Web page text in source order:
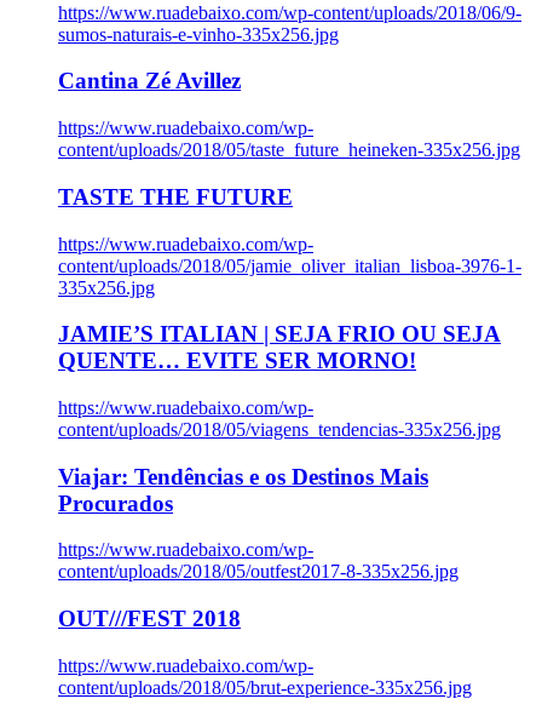
https://www.ruadebaixo.com/wp-content/uploads/2018/06/9-
sumos-naturais-e-vinho-335x256.jpg
Cantina Zé Avillez
https://www.ruadebaixo.com/wp-
content/uploads/2018/05/taste_future_heineken-335x256.jpg
TASTE THE FUTURE
https://www.ruadebaixo.com/wp-
content/uploads/2018/05/jamie_oliver_italian_lisboa-3976-1-
335x256.jpg
JAMIE’S ITALIAN | SEJA FRIO OU SEJA
QUENTE… EVITE SER MORNO!
https://www.ruadebaixo.com/wp-
content/uploads/2018/05/viagens_tendencias-335x256.jpg
Viajar: Tendências e os Destinos Mais
Procurados
https://www.ruadebaixo.com/wp-
content/uploads/2018/05/outfest2017-8-335x256.jpg
OUT///FEST 2018
https://www.ruadebaixo.com/wp-
content/uploads/2018/05/brut-experience-335x256.jpg